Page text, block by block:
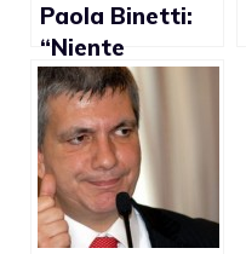
Paola Binetti:
“Niente
comunione ai
peccatori gay
come Nichi
Vendola”